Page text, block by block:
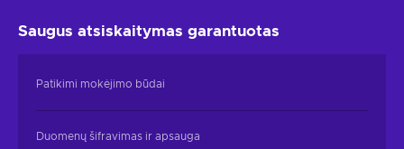
Saugus atsiskaitymas garantuotas
Patikimi mokėjimo būdai
Duomenų šifravimas ir apsauga